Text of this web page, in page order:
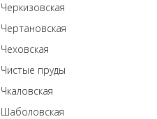
Черкизовская
Чертановская
Чеховская
Чистые пруды
Чкаловская
Шаболовская